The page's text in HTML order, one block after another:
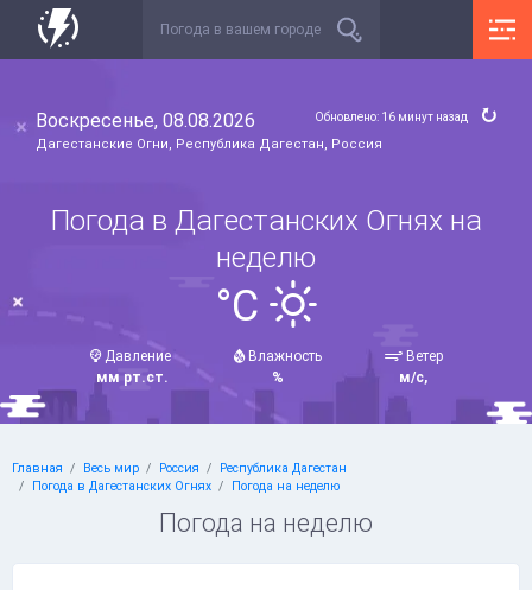
Воскресенье, 08.08.2026
Дагестанские Огни, Республика Дагестан, Россия
Обновлено: 16 минут назад
Погода в Дагестанских Огнях на
неделю
°C
Давление
мм рт.ст.
Влажность
%
Ветер
м/с,
Главная Весь мир Россия
Республика Дагестан
Погода в Дагестанских Огнях
Погода на неделю
Погода на неделю